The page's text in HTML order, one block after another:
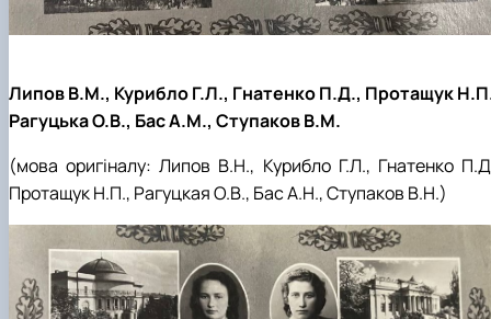
Липов В.М., Курибло Г.Л., Гнатенко П.Д., Протащук
Рагуцька О.В., Бас А.М., Ступаков В.М.
(мова оригіналу:Липов В.Н., Курибло Г.Л., Гнатенко
Протащук Н.П., Рагуцкая О.В., Бас А.Н., Ступаков В.Н.)